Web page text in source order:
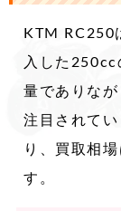
KTM RC250
入した250cc
量でありな
注目されて
り、買取相
す。